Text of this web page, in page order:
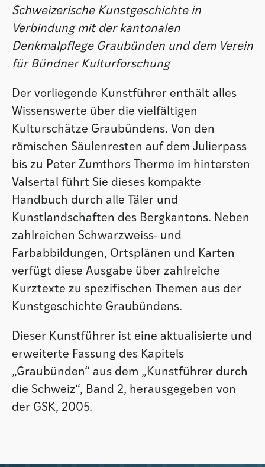
Schweizerische Kunstgeschichte in
Verbindung mit der kantonalen
Denkmalpflege Graubünden und dem Verein
für Bündner Kulturforschung
Der vorliegende Kunstführer enthält alles
Wissenswerte über die vielfältigen
Kulturschätze Graubündens. Von den
römischen Säulenresten auf dem Julierpass
bis zu Peter Zumthors Therme im hintersten
Valsertal führt Sie dieses kompakte
Handbuch durch alle Täler und
Kunstlandschaften des Bergkantons. Neben
zahlreichen Schwarzweiss- und
Farbabbildungen, Ortsplänen und Karten
verfügt diese Ausgabe über zahlreiche
Kurztexte zu spezifischen Themen aus der
Kunstgeschichte Graubündens.
Dieser Kunstführer ist eine aktualisierte und
erweiterte Fassung des Kapitels
„Graubünden“ aus dem „Kunstführer durch
die Schweiz“, Band 2, herausgegeben von
der GSK, 2005.